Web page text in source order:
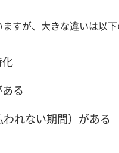
すが、大きな違いは以下
る
れない期間）がある